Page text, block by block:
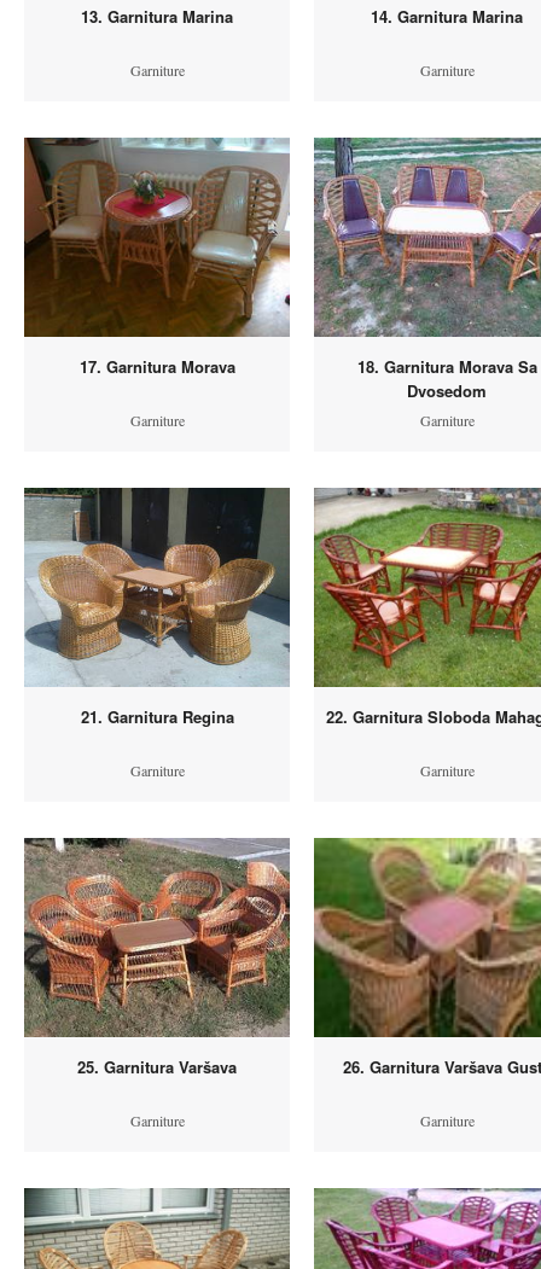
13. Garnitura Marina
Garniture
14. Garnitura Marina
Garniture
17. Garnitura Morava
Garniture
18. Garnitura Morava Sa
Dvosedom
Garniture
21. Garnitura Regina
Garniture
22. Garnitura Sloboda
Garniture
25. Garnitura Varšava
Garniture
26. Garnitura Varšava
Garniture